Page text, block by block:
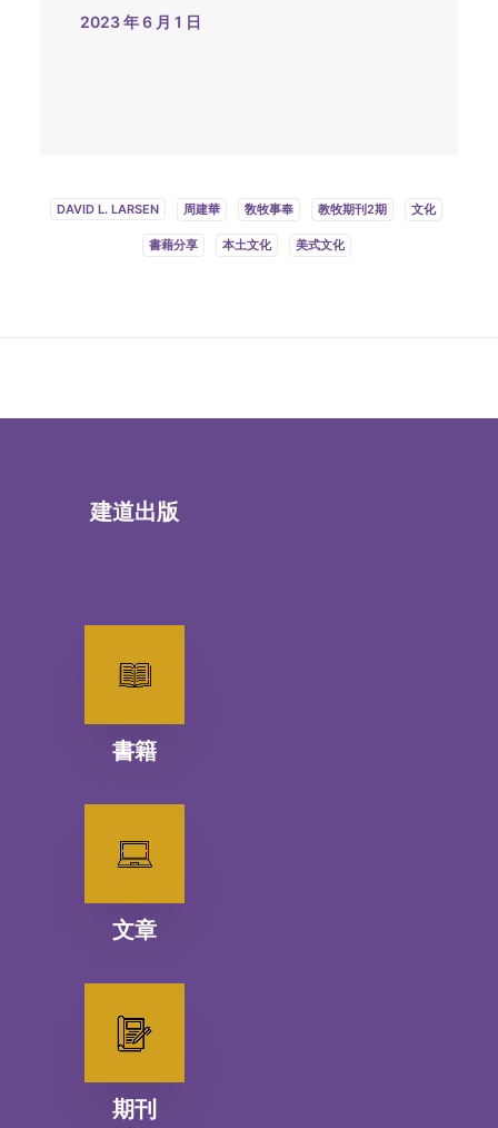
2023 年 6 月 1 日
DAVID L. LARSEN 周建華 敎牧事奉 教牧期刊2期 文化
書藉分享 本土文化 美式文化
建道出版
書籍
文章
期刊